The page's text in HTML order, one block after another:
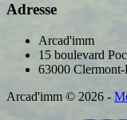
Adresse
Arcad'imm
15 boulevard
63000 Clermont-
Arcad'imm © 2026 -